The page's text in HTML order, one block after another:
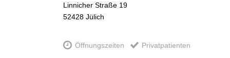
Linnicher Straße 19
52428 Jülich
Öffnungszeiten Privatpatienten